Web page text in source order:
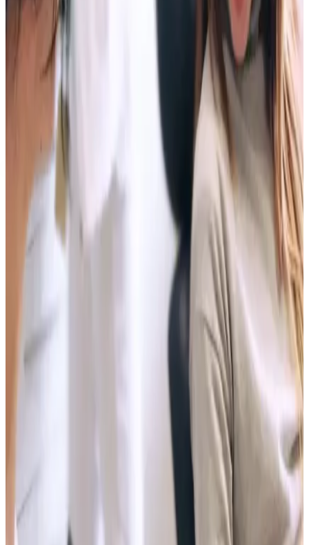
Tu hijo tiene una señal de crecimiento
Mordida cruzada, falta de espacio, respiración oral o hábitos que
preocupan. En niños, la buena decisión puede ser tratar, vigilar con
fecha o esperar con criterio.
La revisión infantil no debe vender aparato por inercia: debe explicar
por qué ahora o por qué no.
La ruta depende de la boca, no de la
moda.
Si hay que tratar, se decide con diagnóstico: discreción, control fijo o
crecimiento. Si no hay que tratar, la mejor respuesta es decirlo claro.
Alineadores si el caso lo permite
Encaja cuando la mordida puede moverse con férulas y puedes
cumplir horas de uso, cambios, refinamientos y retención.
Brackets si necesitas control fijo
Hay bocas donde el control fijo sigue siendo más sensato. Mejor
saberlo pronto que elegir por moda o por vergüenza.
Ver brackets